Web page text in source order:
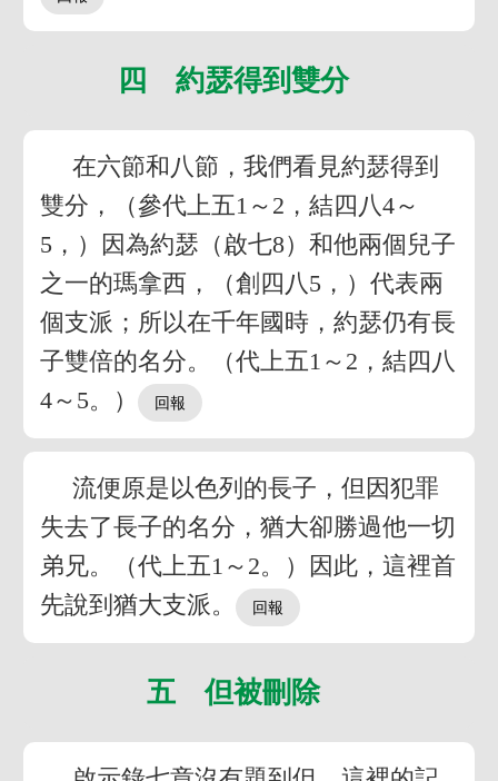
四 約瑟得到雙分
在六節和八節，我們看見約瑟得到
雙分，（參代上五1～2，結四八4～
5，）因為約瑟（啟七8）和他兩個兒子
之一的瑪拿西，（創四八5，）代表兩
個支派；所以在千年國時，約瑟仍有長
子雙倍的名分。（代上五1～2，結四八
4～5。）
流便原是以色列的長子，但因犯罪
失去了長子的名分，猶大卻勝過他一切
弟兄。（代上五1～2。）因此，這裡首
先說到猶大支派。
五 但被刪除